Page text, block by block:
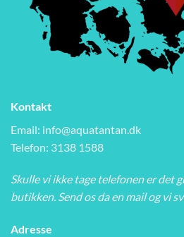
Kontakt
Email: info@aquatantan.dk
Telefon: 3138 1588
Skulle vi ikke tage telefonen er det
butikken. Send os da en mail og vi
Adresse